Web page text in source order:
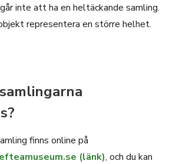
inte att ha en heltäckande samling.
representera en större helhet.
finns online på
(länk), och du kan